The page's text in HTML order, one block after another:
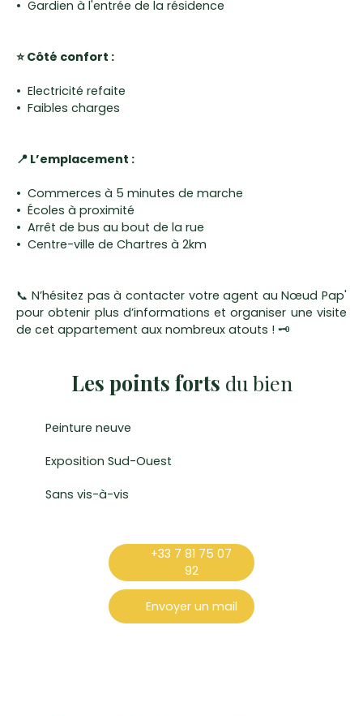
Gardien à l'entrée de la résidence
⭐ Côté confort :
Electricité refaite
Faibles charges
📍 L’emplacement :
Commerces à 5 minutes de marche
Écoles à proximité
Arrêt de bus au bout de la rue
Centre-ville de Chartres à 2km
📞 N’hésitez pas à contacter votre agent au Nœud Pap'
pour obtenir plus d’informations et organiser une visite
de cet appartement aux nombreux atouts ! 🗝️
Les points forts du bien
Peinture neuve
Exposition Sud-Ouest
Sans vis-à-vis
+33 7 81 75 07
92
Envoyer un mail